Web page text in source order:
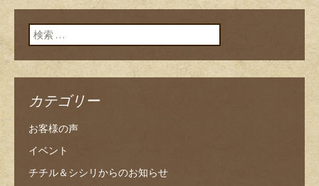
検索:
カテゴリー
お客様の声
イベント
チチル＆シシリからのお知らせ